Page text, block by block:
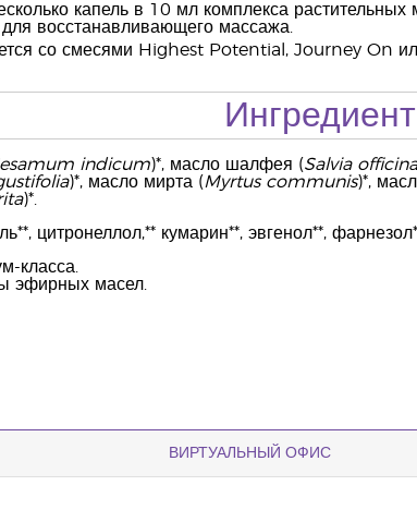
капель в 10 мл комплекса
восстанавливающего массажа.
со смесями Highest Potential, Journey On
indicum)*, масло шалфея (Salvia
)*, масло мирта (Myrtus communis)*,
)*.
цитронеллол,** кумарин**, эвгенол**,
класса.
эфирных масел.
ВИРТУАЛЬНЫЙ ОФИС